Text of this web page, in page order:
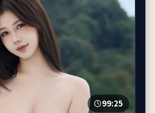
99:25